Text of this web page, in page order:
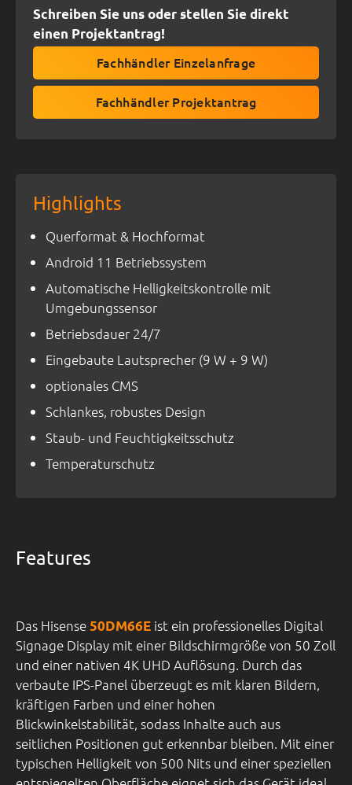
Schreiben Sie uns oder stellen Sie direkt
einen Projektantrag!
Fachhändler Einzelanfrage
Fachhändler Projektantrag
Highlights
Querformat & Hochformat
Android 11 Betriebssystem
Automatische Helligkeitskontrolle mit
Umgebungssensor
Betriebsdauer 24/7
Eingebaute Lautsprecher (9 W + 9 W)
optionales CMS
Schlankes, robustes Design
Staub- und Feuchtigkeitsschutz
Temperaturschutz
Features
Das Hisense50DM66E ist ein professionelles Digital
Signage Display mit einer Bildschirmgröße von 50 Zoll
und einer nativen 4K UHD Auflösung. Durch das
verbaute IPS-Panel überzeugt es mit klaren Bildern,
kräftigen Farben und einer hohen
Blickwinkelstabilität, sodass Inhalte auch aus
seitlichen Positionen gut erkennbar bleiben. Mit einer
typischen Helligkeit von 500 Nits und einer speziellen